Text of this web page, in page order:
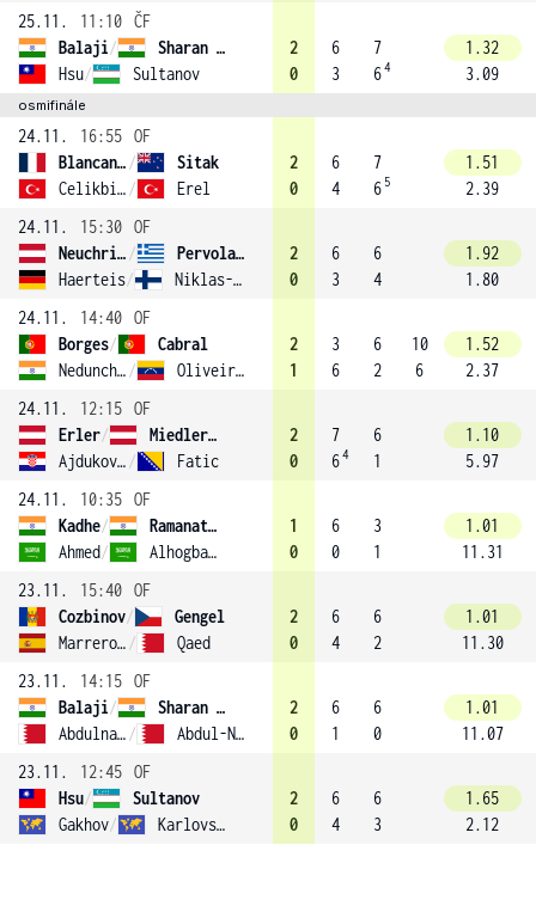
25.11.
11:10 ČF
Balaji/
Sharan (3)
Hsu/ Sultanov
2
0
6
3
7
64
1.32
3.09
osmifinále
24.11. 16:55 OF
Blancaneaux /
Sitak
Celikbilek / Erel
2
0
6
4
7
6 5
1.51
2.39
24.11.
15:30 OF
Neuchrist /
Pervolarakis
Haerteis/ Niklas-Salminen
2
0
6
3
6
4
1.92
1.80
24.11.
14:40 OF
Borges/
Cabral
Nedunchezhiyan / Oliveira (2)
2
1
3
6
6
2
10
6
1.52
2.37
24.11.
12:15 OF
Erler/
Miedler (1)
Ajdukovic / Fatic
2
0
7
64
6
1
1.10
5.97
24.11.
10:35 OF
Kadhe/
Ramanathan (4)
Ahmed/ Alhogbani
1
0
6
0
3
1
1.01
11.31
23.11.
15:40 OF
Cozbinov/
Gengel
Marrero Curbelo / Qaed
2
0
6
4
6
2
1.01
11.30
23.11.
14:15 OF
Balaji/
Sharan (3)
Abdulnabi / Abdul-Nabi
2
0
6
1
6
0
1.01
11.07
23.11.
12:45 OF
Hsu/
Sultanov
Gakhov/ Karlovskiy
2
0
6
4
6
3
1.65
2.12